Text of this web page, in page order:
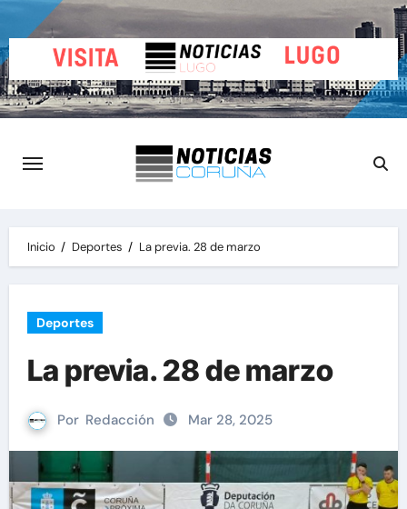
al
contenido
Inicio Deportes La previa. 28 de marzo
Deportes
La previa. 28 de marzo
Por Redacción Mar 28, 2025